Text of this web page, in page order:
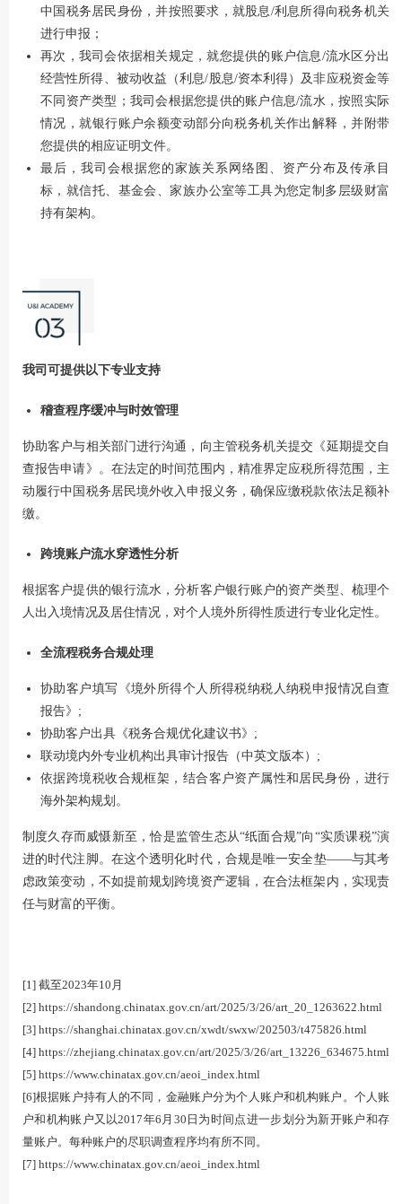
中国税务居民身份，并按照要求，就股息/利息所得向税务机关
进行申报；
再次，我司会依据相关规定，就您提供的账户信息/流水区分出
经营性所得、被动收益（利息/股息/资本利得）及非应税资金等
不同资产类型；我司会根据您提供的账户信息/流水，按照实际
情况，就银行账户余额变动部分向税务机关作出解释，并附带
您提供的相应证明文件。
最后，我司会根据您的家族关系网络图、资产分布及传承目
标，就信托、基金会、家族办公室等工具为您定制多层级财富
持有架构。
我司可提供以下专业支持
稽查程序缓冲与时效管理
协助客户与相关部门进行沟通，向主管税务机关提交《延期提交自
查报告申请》。在法定的时间范围内，精准界定应税所得范围，主
动履行中国税务居民境外收入申报义务，确保应缴税款依法足额补
缴。
跨境账户流水穿透性分析
根据客户提供的银行流水，分析客户银行账户的资产类型、梳理个
人出入境情况及居住情况，对个人境外所得性质进行专业化定性。
全流程税务合规处理
协助客户填写《境外所得个人所得税纳税人纳税申报情况自查
报告》;
协助客户出具《税务合规优化建议书》;
联动境内外专业机构出具审计报告（中英文版本）;
依据跨境税收合规框架，结合客户资产属性和居民身份，进行
海外架构规划。
制度久存而威慑新至，恰是监管生态从“纸面合规”向“实质课税”演
进的时代注脚。在这个透明化时代，合规是唯一安全垫——与其考
虑政策变动，不如提前规划跨境资产逻辑，在合法框架内，实现责
任与财富的平衡。
[1] 截至2023年10月
[2] https://shandong.chinatax.gov.cn/art/2025/3/26/art_20_1263622.html
[3] https://shanghai.chinatax.gov.cn/xwdt/swxw/202503/t475826.html
[4] https://zhejiang.chinatax.gov.cn‍/art/2025/3/26/art_13226_634675.html
[5] https://www.chinatax.gov.cn/aeoi_index.html
[6]根据账户持有人的不同，金融账户分为个人账户和机构账户。个人账
户和机构账户又以2017年6月30日为时间点进一步划分为新开账户和存
量账户。每种账户的尽职调查程序均有所不同。
[7] https://www.chinatax.gov.cn/aeoi_index.html